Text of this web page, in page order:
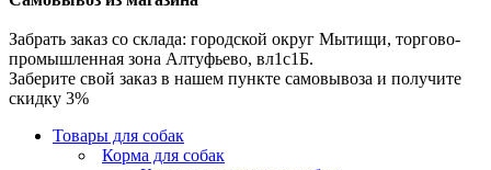
Забрать заказ со склада: городской округ Мытищи, торгово-
промышленная зона Алтуфьево, вл1с1Б.
Заберите свой заказ в нашем пункте самовывоза и получите
скидку 3%
Товары для собак
Корма для собак